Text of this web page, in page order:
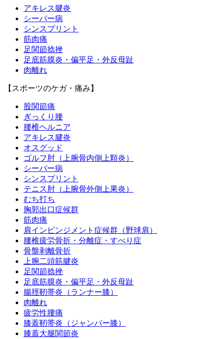
アキレス腱炎
シーバー病
シンスプリント
筋肉痛
足関節捻挫
足底筋膜炎・偏平足・外反母趾
肉離れ
【スポーツのケガ・痛み】
股関節痛
ぎっくり腰
腰椎ヘルニア
アキレス腱炎
オスグッド
ゴルフ肘（上腕骨内側上顆炎）
シーバー病
シンスプリント
テニス肘（上腕骨外側上果炎）
むち打ち
胸郭出口症候群
筋肉痛
肩インピンジメント症候群（野球肩）
腰椎疲労骨折・分離症・すべり症
骨盤剥離骨折
上腕二頭筋腱炎
足関節捻挫
足底筋膜炎・偏平足・外反母趾
腸脛靭帯炎（ランナー膝）
肉離れ
疲労性腰痛
膝蓋靭帯炎（ジャンパー膝）
膝蓋大腿関節炎